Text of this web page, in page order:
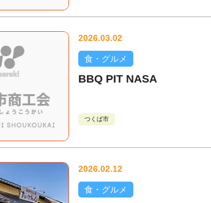
2026.03.02
食・グルメ
BBQ PIT NASA
つくば市
2026.02.12
食・グルメ